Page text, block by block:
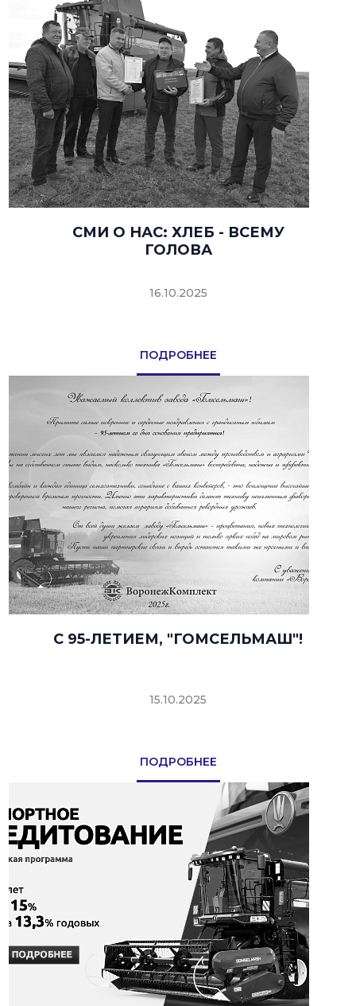
СМИ О НАС: ХЛЕБ - ВСЕМУ
ГОЛОВА
16.10.2025
ПОДРОБНЕЕ
C 95-ЛЕТИЕМ, "ГОМСЕЛЬМАШ"!
15.10.2025
ПОДРОБНЕЕ